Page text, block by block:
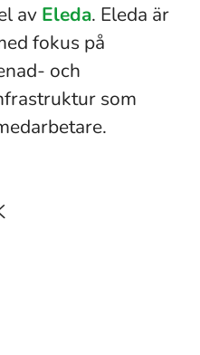
av Eleda. Eleda är
fokus på
och
som